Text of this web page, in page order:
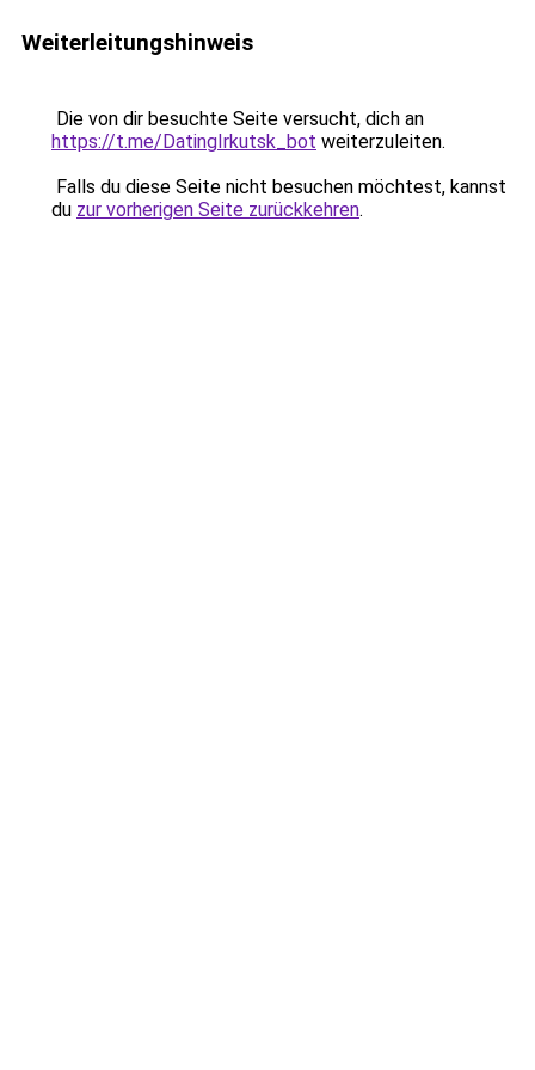
Weiterleitungshinweis
Die von dir besuchte Seite versucht, dich an
https://t.me/DatingIrkutsk_bot weiterzuleiten.
Falls du diese Seite nicht besuchen möchtest, kannst
du zur vorherigen Seite zurückkehren.